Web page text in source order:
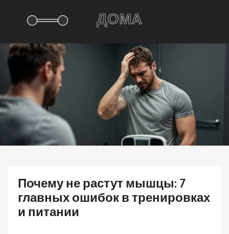
Почему не растут мышцы: 7
главных ошибок в тренировках
и питании